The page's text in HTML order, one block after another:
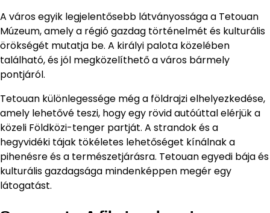
A város egyik legjelentősebb látványossága a Tetouan
Múzeum, amely a régió gazdag történelmét és kulturális
örökségét mutatja be. A királyi palota közelében
található, és jól megközelíthető a város bármely
pontjáról.
Tetouan különlegessége még a földrajzi elhelyezkedése,
amely lehetővé teszi, hogy egy rövid autóúttal elérjük a
közeli Földközi-tenger partját. A strandok és a
hegyvidéki tájak tökéletes lehetőséget kínálnak a
pihenésre és a természetjárásra. Tetouan egyedi bája és
kulturális gazdagsága mindenképpen megér egy
látogatást.